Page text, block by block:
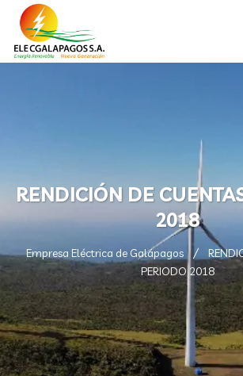
RENDICIÓN DE
2018
Empresa Eléctrica de Galápagos
PERIODO 2018